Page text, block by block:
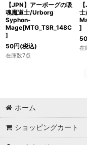
【JPN】アーボーグの吸
魂魔道士/Urborg
Syphon-
Mage[MTG_TSR_148C
]
50円(税込)
在庫数7点
]
50
在
ホーム
ショッピングカート